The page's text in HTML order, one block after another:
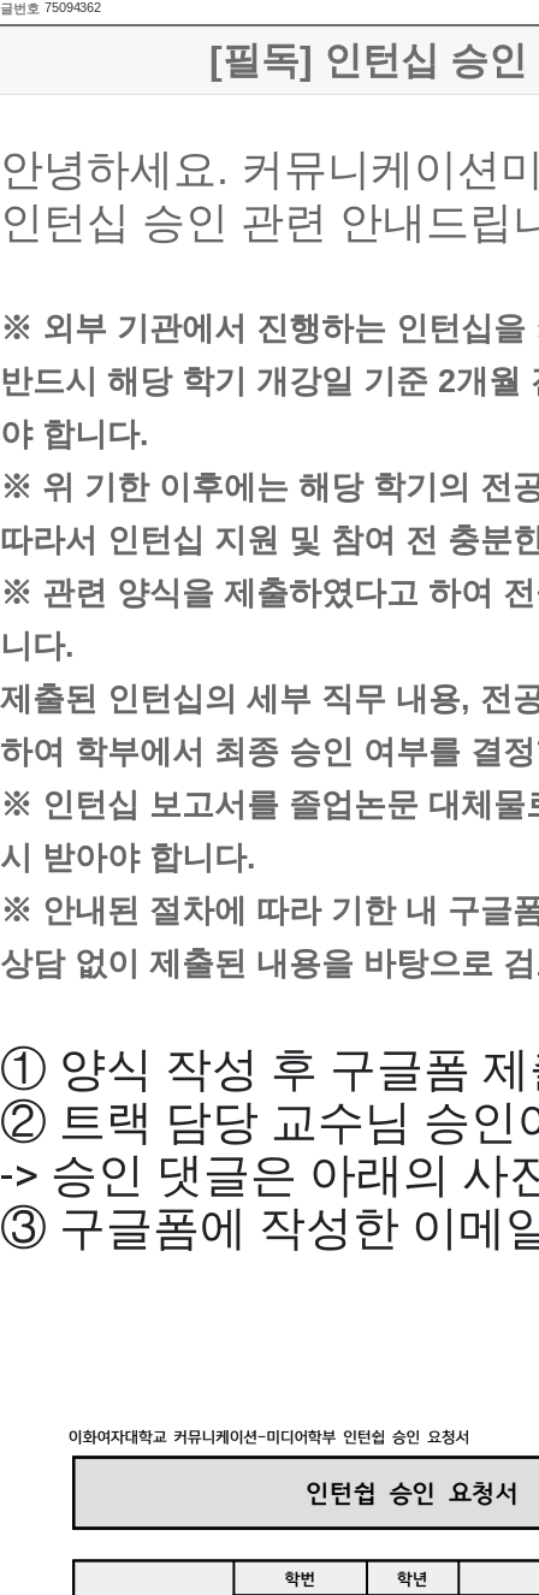
글번호 75094362
[필독] 인턴십 승
안녕하세요. 커뮤니케이션
인턴십 승인 관련 안내드립
※ 외부 기관에서 진행하는 인턴십을
반드시 해당 학기 개강일 기준 2개
야 합니다.
※ 위 기한 이후에는 해당 학기의 전
따라서 인턴십 지원 및 참여 전 충분
※ 관련 양식을 제출하였다고 하여
니다.
제출된 인턴십의 세부 직무 내용, 전
하여 학부에서 최종 승인 여부를 결
※ 인턴십 보고서를 졸업논문 대체물
시 받아야 합니다.
※ 안내된 절차에 따라 기한 내 구글
상담 없이 제출된 내용을 바탕으로
① 양식 작성 후 구글폼
② 트랙 담당 교수님 승인
-> 승인 댓글은 아래의 사
③ 구글폼에 작성한 이메